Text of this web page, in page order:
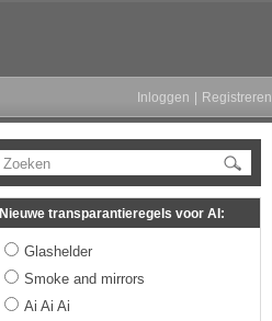
Inloggen Registreren
Zoeken
Nieuwe transparantieregels voor AI:
Glashelder
Smoke and mirrors
Ai Ai Ai